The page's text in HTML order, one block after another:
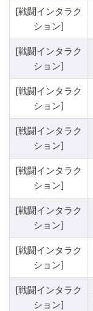
[戦闘インタラク
ション]
[戦闘インタラク
ション]
[戦闘インタラク
ション]
[戦闘インタラク
ション]
[戦闘インタラク
ション]
[戦闘インタラク
ション]
[戦闘インタラク
ション]
[戦闘インタラク
ション]